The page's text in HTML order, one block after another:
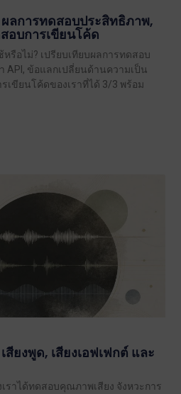
ผลการทดสอบประสิทธิภาพ,
อบการเขียนโค้ด
หรือไม่? เปรียบเทียบผลการทดสอบ
API, ข้อแลกเปลี่ยนด้านความเป็น
เขียนโค้ดของเราที่ได้ 3/3 พร้อม
สียงพูด, เสียงเอฟเฟกต์ และ
เราได้ทดสอบคุณภาพเสียง จังหวะการ